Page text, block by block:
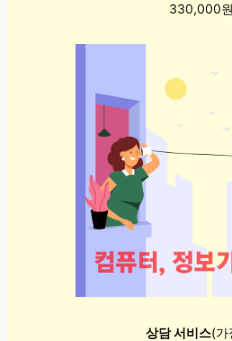
330,000원
상담 서비스(가